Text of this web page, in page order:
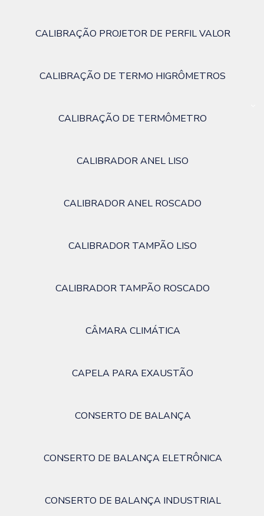
CALIBRAÇÃO PROJETOR DE PERFIL VALOR
CALIBRAÇÃO DE TERMO HIGRÔMETROS
CALIBRAÇÃO DE TERMÔMETRO
CALIBRADOR ANEL LISO
CALIBRADOR ANEL ROSCADO
CALIBRADOR TAMPÃO LISO
CALIBRADOR TAMPÃO ROSCADO
CÂMARA CLIMÁTICA
CAPELA PARA EXAUSTÃO
CONSERTO DE BALANÇA
CONSERTO DE BALANÇA ELETRÔNICA
CONSERTO DE BALANÇA INDUSTRIAL